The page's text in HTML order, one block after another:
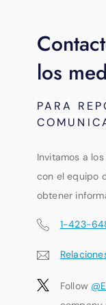
los
PARA
Invitamos a
con el equipo
obtener
1-423-
Follow